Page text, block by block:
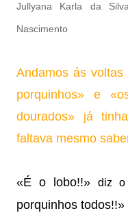
Jullyana Karla da
Nascimento
Andamos ás
porquinhos» e
dourados» já
faltava mesmo
«É o lobo!!» diz o
porquinhos todos!!»